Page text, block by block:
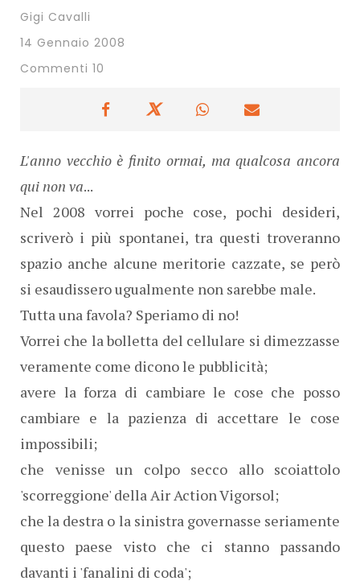
Gigi Cavalli
14 Gennaio 2008
Commenti 10
L'anno vecchio è finito ormai, ma qualcosa ancora
qui non va...
Nel 2008 vorrei poche cose, pochi desideri,
scriverò i più spontanei, tra questi troveranno
spazio anche alcune meritorie cazzate, se però
si esaudissero ugualmente non sarebbe male.
Tutta una favola? Speriamo di no!
Vorrei che la bolletta del cellulare si dimezzasse
veramente come dicono le pubblicità;
avere la forza di cambiare le cose che posso
cambiare e la pazienza di accettare le cose
impossibili;
che venisse un colpo secco allo scoiattolo
'scorreggione' della Air Action Vigorsol;
che la destra o la sinistra governasse seriamente
questo paese visto che ci stanno passando
davanti i 'fanalini di coda';